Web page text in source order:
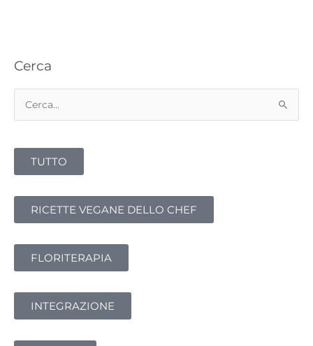
Cerca
r
TUTTO
RICETTE VEGANE DELLO CHEF
FLORITERAPIA
INTEGRAZIONE